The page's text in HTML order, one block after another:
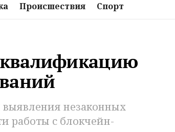
Происшествия Спорт
незаконных
работы с блокчейн-